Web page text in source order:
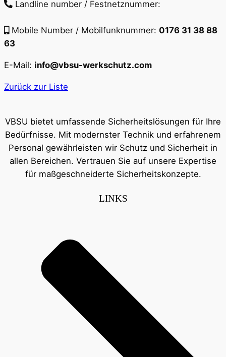
Landline number / Festnetznummer:
Mobile Number / Mobilfunknummer: 0176 31 38 88
63
E-Mail: info@vbsu-werkschutz.com
Zurück zur Liste
VBSU bietet umfassende Sicherheitslösungen für Ihre
Bedürfnisse. Mit modernster Technik und erfahrenem
Personal gewährleisten wir Schutz und Sicherheit in
allen Bereichen. Vertrauen Sie auf unsere Expertise
für maßgeschneiderte Sicherheitskonzepte.
LINKS